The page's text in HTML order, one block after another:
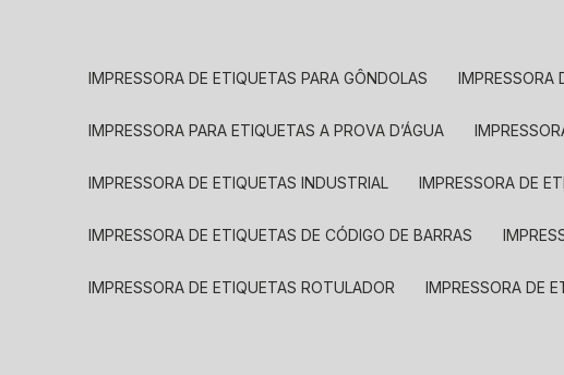
IMPRESSORA DE ETIQUETAS PARA GÔNDOLAS IMPRESSORA
IMPRESSORA PARA ETIQUETAS A PROVA D’ÁGUA
IMPRESSORA DE ETIQUETAS INDUSTRIAL IMPRESSORA DE
IMPRESSORA DE ETIQUETAS DE CÓDIGO DE BARRAS
IMPRESSORA DE ETIQUETAS ROTULADOR IMPRESSORA DE